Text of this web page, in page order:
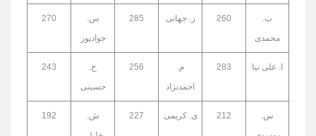
ب.
محمدی
260 ز. جهانی 285
س.
جوادپور
270
ا. علی نیا 283
م.
احمدنژاد
256
ح.
حسینی
243
س.
212 ی. کریمی 227
ش.
192